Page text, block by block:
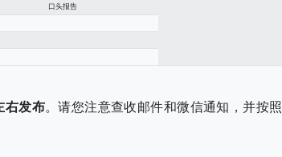
口头报告
右发布。请您注意查收邮件和微信通知，并按照